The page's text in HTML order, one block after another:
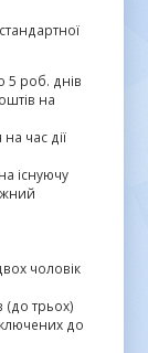
5 роб. днів
на
час дії
існуючу
чоловік
(до трьох)
до